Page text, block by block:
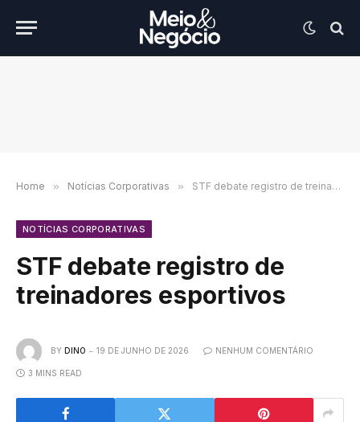
Home » Notícias Corporativas » STF debate registro de treinadores esportivos
NOTÍCIAS CORPORATIVAS
STF debate registro de
treinadores esportivos
BY DINO 19 DE JUNHO DE 2026 NENHUM COMENTÁRIO
3 MINS READ